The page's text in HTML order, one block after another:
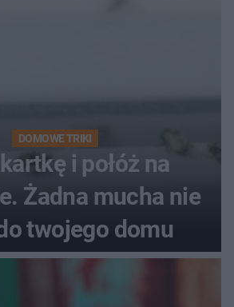
DOMOWE TRIKI
i połóż na
Żadna mucha nie
twojego domu